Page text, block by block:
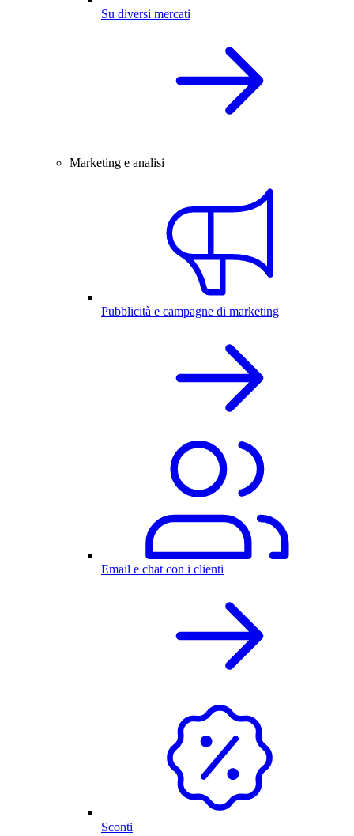
Su diversi mercati
Marketing e analisi
Pubblicità e campagne di marketing
Email e chat con i clienti
Sconti